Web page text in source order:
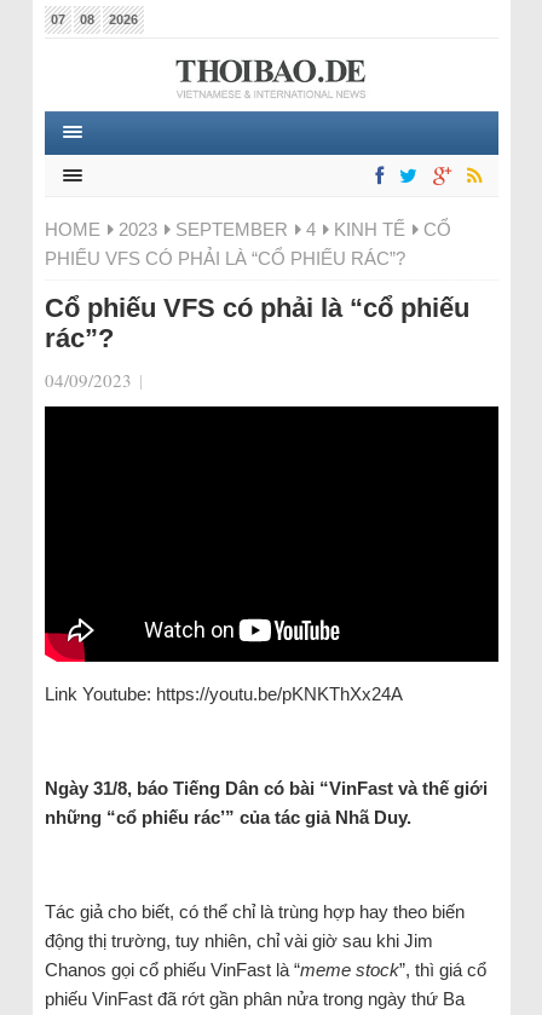
07 08 2026
HOME 2023 SEPTEMBER 4 KINH TẾ
CỔ
PHIẾU VFS CÓ PHẢI LÀ “CỔ PHIẾU RÁC”?
Cổ phiếu VFS có phải là “cổ phiếu
rác”?
04/09/2023 |
Link Youtube: https://youtu.be/pKNKThXx24A
Ngày 31/8, báo Tiếng Dân có bài “VinFast và thế giới
những “cổ phiếu rác’” của tác giả Nhã Duy.
Tác giả cho biết, có thể chỉ là trùng hợp hay theo biến
động thị trường, tuy nhiên, chỉ vài giờ sau khi Jim
Chanos gọi cổ phiếu VinFast là “meme stock”, thì giá cổ
phiếu VinFast đã rớt gần phân nửa trong ngày thứ Ba